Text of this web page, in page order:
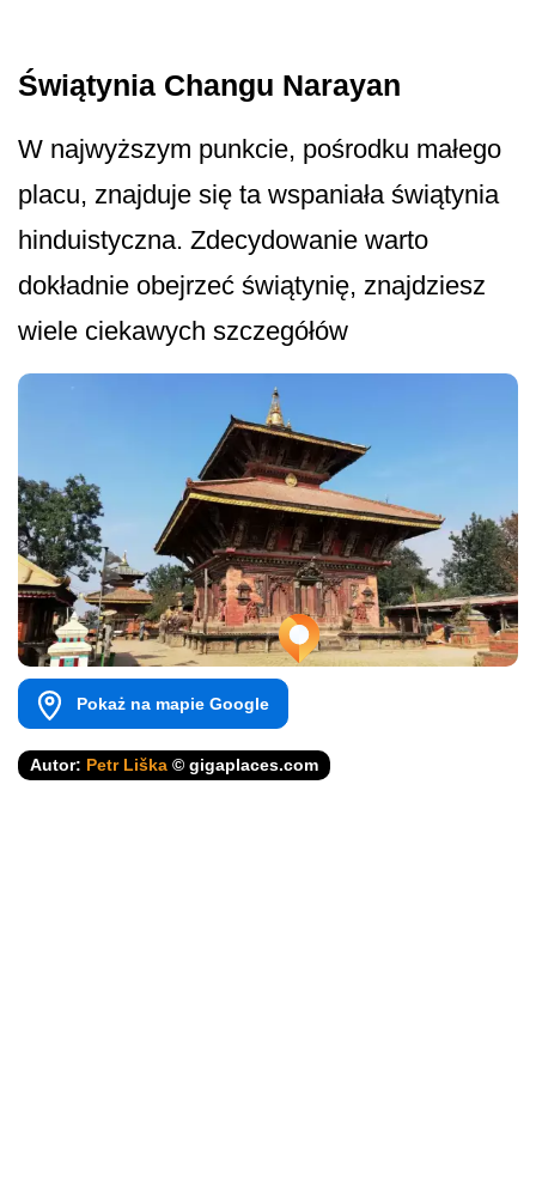
Świątynia Changu Narayan
W najwyższym punkcie, pośrodku małego
placu, znajduje się ta wspaniała świątynia
hinduistyczna. Zdecydowanie warto
dokładnie obejrzeć świątynię, znajdziesz
wiele ciekawych szczegółów
Pokaż na mapie Google
Autor: Petr Liška © gigaplaces.com